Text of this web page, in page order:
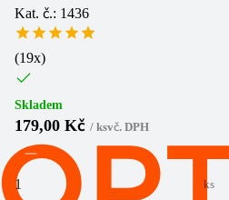
Kat. č.: 1436
(19x)
Skladem
179,00 Kč / ksvč. DPH
ks